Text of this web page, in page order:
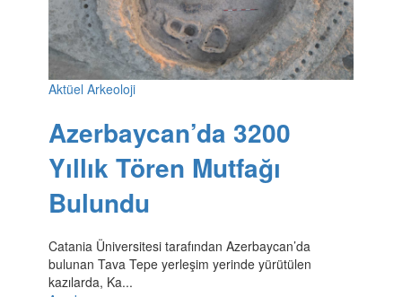
Aktüel Arkeoloji
Azerbaycan’da 3200
Yıllık Tören Mutfağı
Bulundu
Catania Üniversitesi tarafından Azerbaycan’da
bulunan Tava Tepe yerleşim yerinde yürütülen
kazılarda, Ka...